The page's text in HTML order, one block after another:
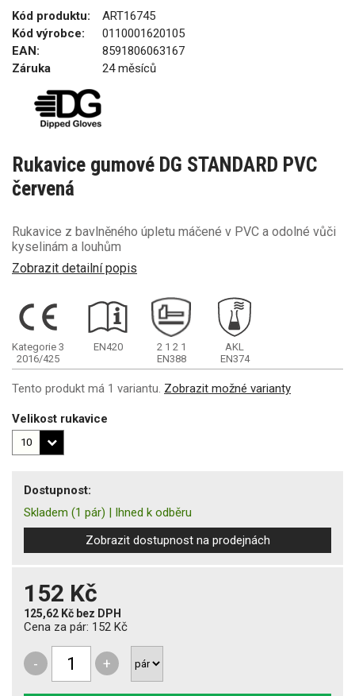
Kód produktu:
ART16745
Kód výrobce:
0110001620105
EAN:
8591806063167
Záruka
24 měsíců
Rukavice gumové DG STANDARD PVC
červená
Rukavice z bavlněného úpletu máčené v PVC a odolné vůči
kyselinám a louhům
Zobrazit detailní popis
Kategorie 3
2016/425
EN420 2 1 2 1
EN388
AKL
EN374
Tento produkt má 1 variantu. Zobrazit možné varianty
Velikost rukavice
Dostupnost:
Skladem (1 pár) | Ihned k odběru
Zobrazit dostupnost na prodejnách
152 Kč
125,62 Kč bez DPH
Cena za pár: 152 Kč
- +